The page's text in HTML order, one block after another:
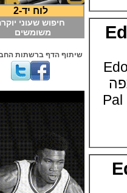
לוח יד-2
חיפוש שעוני יוקרה
משומשים
שיתוף הדף ברשתות החברתיות